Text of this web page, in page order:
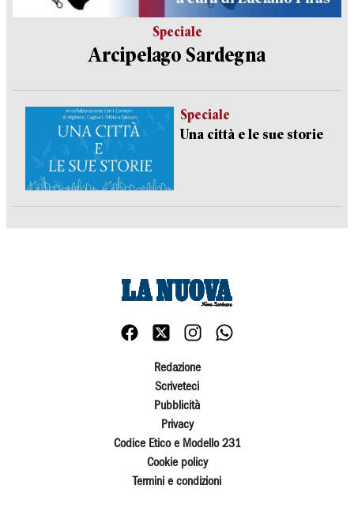
Speciale
Arcipelago Sardegna
Speciale
Una città e le sue storie
Redazione
Scriveteci
Pubblicità
Privacy
Codice Etico e Modello 231
Cookie policy
Termini e condizioni